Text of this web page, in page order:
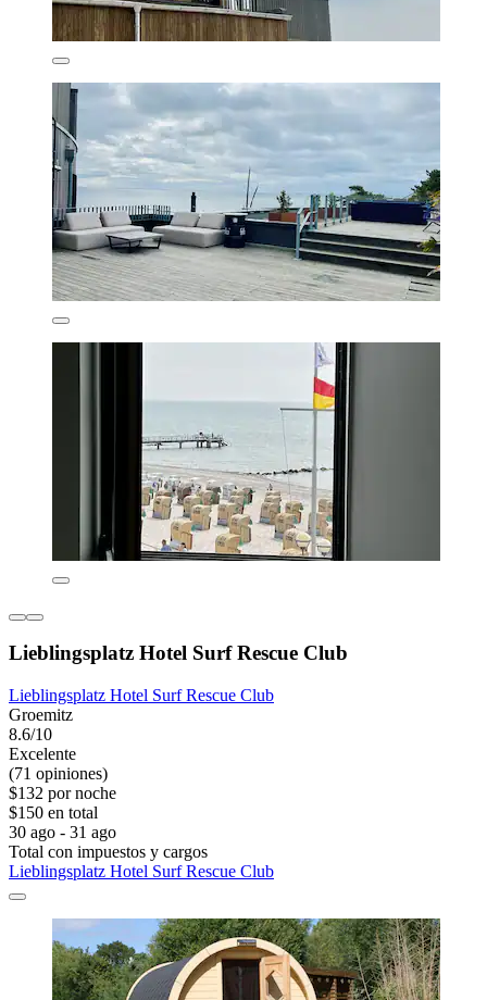
Lieblingsplatz Hotel Surf Rescue Club
Lieblingsplatz Hotel Surf Rescue Club
Groemitz
8.6/10
Excelente
(71 opiniones)
$132 por noche
$150 en total
30 ago - 31 ago
Total con impuestos y cargos
Lieblingsplatz Hotel Surf Rescue Club